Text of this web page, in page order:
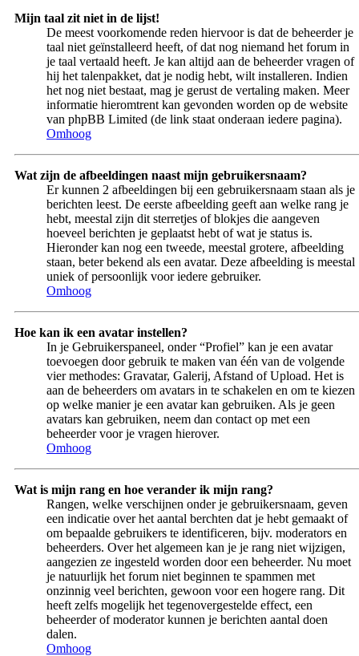
Mijn taal zit niet in de lijst!
De meest voorkomende reden hiervoor is dat de beheerder je
taal niet geïnstalleerd heeft, of dat nog niemand het forum in
je taal vertaald heeft. Je kan altijd aan de beheerder vragen of
hij het talenpakket, dat je nodig hebt, wilt installeren. Indien
het nog niet bestaat, mag je gerust de vertaling maken. Meer
informatie hieromtrent kan gevonden worden op de website
van phpBB Limited (de link staat onderaan iedere pagina).
Omhoog
Wat zijn de afbeeldingen naast mijn gebruikersnaam?
Er kunnen 2 afbeeldingen bij een gebruikersnaam staan als je
berichten leest. De eerste afbeelding geeft aan welke rang je
hebt, meestal zijn dit sterretjes of blokjes die aangeven
hoeveel berichten je geplaatst hebt of wat je status is.
Hieronder kan nog een tweede, meestal grotere, afbeelding
staan, beter bekend als een avatar. Deze afbeelding is meestal
uniek of persoonlijk voor iedere gebruiker.
Omhoog
Hoe kan ik een avatar instellen?
In je Gebruikerspaneel, onder “Profiel” kan je een avatar
toevoegen door gebruik te maken van één van de volgende
vier methodes: Gravatar, Galerij, Afstand of Upload. Het is
aan de beheerders om avatars in te schakelen en om te kiezen
op welke manier je een avatar kan gebruiken. Als je geen
avatars kan gebruiken, neem dan contact op met een
beheerder voor je vragen hierover.
Omhoog
Wat is mijn rang en hoe verander ik mijn rang?
Rangen, welke verschijnen onder je gebruikersnaam, geven
een indicatie over het aantal berchten dat je hebt gemaakt of
om bepaalde gebruikers te identificeren, bijv. moderators en
beheerders. Over het algemeen kan je je rang niet wijzigen,
aangezien ze ingesteld worden door een beheerder. Nu moet
je natuurlijk het forum niet beginnen te spammen met
onzinnig veel berichten, gewoon voor een hogere rang. Dit
heeft zelfs mogelijk het tegenovergestelde effect, een
beheerder of moderator kunnen je berichten aantal doen
dalen.
Omhoog